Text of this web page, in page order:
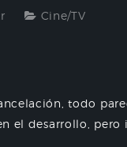
Cine/TV
todo
el desarrollo, pero